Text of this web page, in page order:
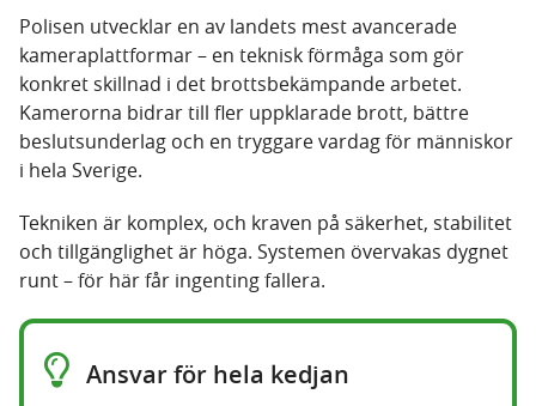
Polisen utvecklar en av landets mest avancerade
kameraplattformar – en teknisk förmåga som gör
konkret skillnad i det brottsbekämpande arbetet.
Kamerorna bidrar till fler uppklarade brott, bättre
beslutsunderlag och en tryggare vardag för människor
i hela Sverige.
Tekniken är komplex, och kraven på säkerhet, stabilitet
och tillgänglighet är höga. Systemen övervakas dygnet
runt – för här får ingenting fallera.
Ansvar för hela kedjan